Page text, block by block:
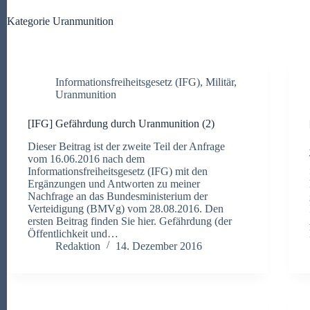
Kategorie Uranmunition
Informationsfreiheitsgesetz (IFG), Militär,
Uranmunition
[IFG] Gefährdung durch Uranmunition (2)
Dieser Beitrag ist der zweite Teil der Anfrage
vom 16.06.2016 nach dem
Informationsfreiheitsgesetz (IFG) mit den
Ergänzungen und Antworten zu meiner
Nachfrage an das Bundesministerium der
Verteidigung (BMVg) vom 28.08.2016. Den
ersten Beitrag finden Sie hier. Gefährdung (der
Öffentlichkeit und…
Redaktion
14. Dezember 2016